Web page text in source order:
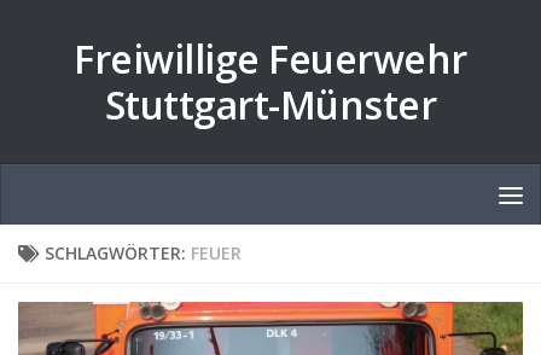
Freiwillige Feuerwehr
Stuttgart-Münster
SCHLAGWÖRTER: FEUER